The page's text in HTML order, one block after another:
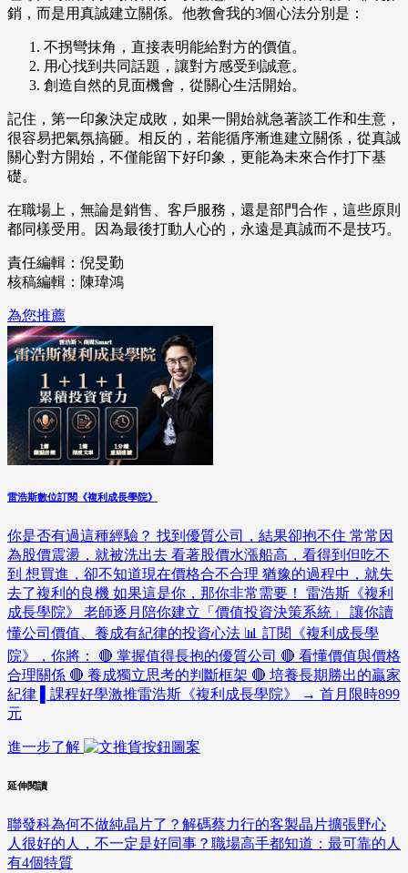
銷，而是用真誠建立關係。他教會我的3個心法分別是：
不拐彎抹角，直接表明能給對方的價值。
用心找到共同話題，讓對方感受到誠意。
創造自然的見面機會，從關心生活開始。
記住，第一印象決定成敗，如果一開始就急著談工作和生意，
很容易把氣氛搞砸。相反的，若能循序漸進建立關係，從真誠
關心對方開始，不僅能留下好印象，更能為未來合作打下基
礎。
在職場上，無論是銷售、客戶服務，還是部門合作，這些原則
都同樣受用。因為最後打動人心的，永遠是真誠而不是技巧。
責任編輯：倪旻勤
核稿編輯：陳瑋鴻
為您推薦
雷浩斯數位訂閱《複利成長學院》
你是否有過這種經驗？ 找到優質公司，結果卻抱不住 常常因
為股價震盪，就被洗出去 看著股價水漲船高，看得到但吃不
到 想買進，卻不知道現在價格合不合理 猶豫的過程中，就失
去了複利的良機 如果這是你，那你非常需要！ 雷浩斯《複利
成長學院》 老師逐月陪你建立「價值投資決策系統」 讓你讀
懂公司價值、養成有紀律的投資心法 📊 訂閱《複利成長學
院》，你將： 🔴 掌握值得長抱的優質公司 🔴 看懂價值與價格
合理關係 🔴 養成獨立思考的判斷框架 🔴 培養長期勝出的贏家
紀律 ▌課程好學激推雷浩斯《複利成長學院》 → 首月限時899
元
進一步了解
延伸閱讀
聯發科為何不做純晶片了？解碼蔡力行的客製晶片擴張野心
人很好的人，不一定是好同事？職場高手都知道：最可靠的人
有4個特質